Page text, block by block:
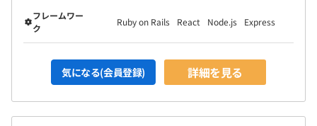
フレームワー
ク
Ruby on Rails React Node.js Express
気になる(会員登録) 詳細を見る